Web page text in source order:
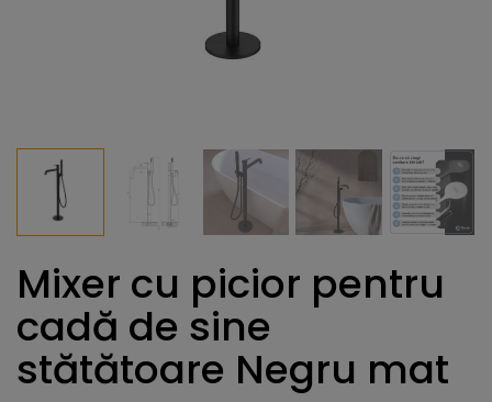
Mixer cu picior pentru
cadă de sine
stătătoare Negru mat